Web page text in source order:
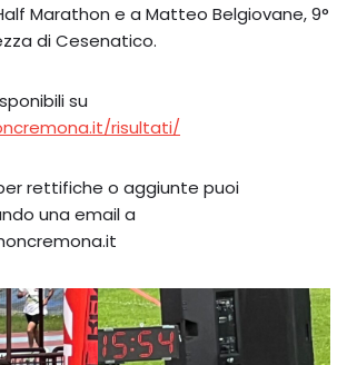
Marathon e a Matteo Belgiovane, 9°
di Cesenatico.
su
risultati/
rettifiche o aggiunte puoi
una email a